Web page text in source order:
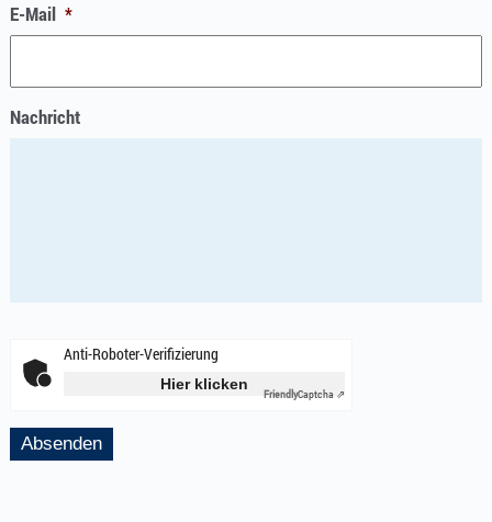
E-Mail *
Nachricht
Anti-Roboter-Verifizierung
Hier klicken
FriendlyCaptcha ⇗
Absenden